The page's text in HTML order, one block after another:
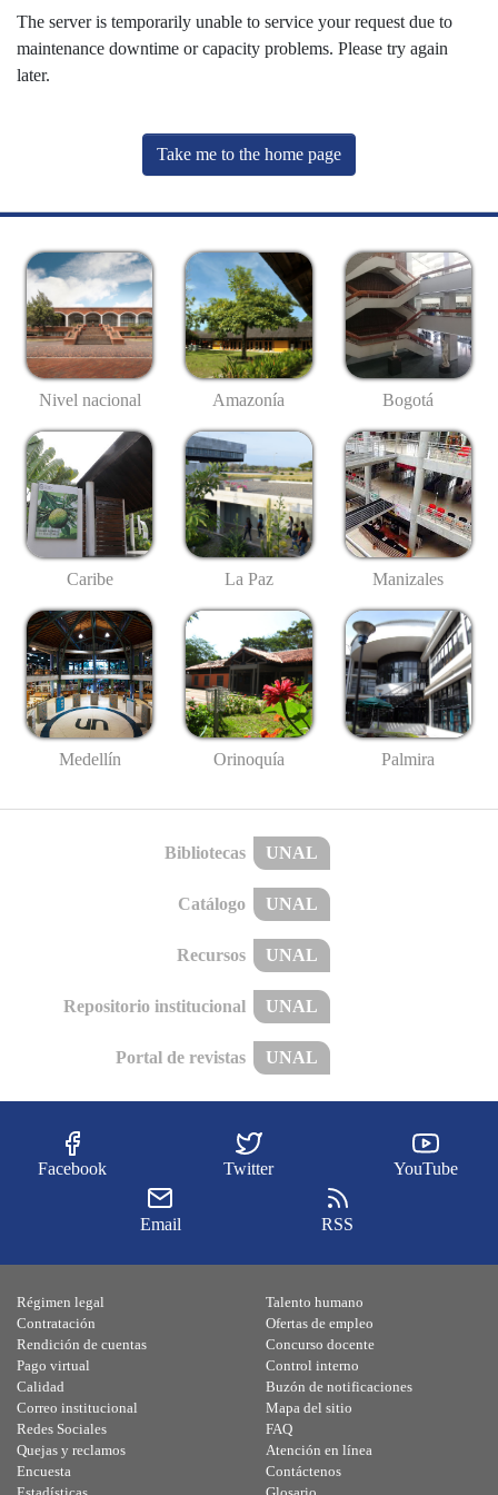
The server is temporarily unable to service your request due to
maintenance downtime or capacity problems. Please try again
later.
Take me to the home page
Nivel nacional Amazonía Bogotá
Caribe La Paz Manizales
Medellín Orinoquía Palmira
Bibliotecas UNAL
Catálogo UNAL
Recursos UNAL
Repositorio institucional UNAL
Portal de revistas UNAL
Facebook Twitter YouTube
Email RSS
Régimen legal
Contratación
Rendición de cuentas
Pago virtual
Calidad
Talento humano
Ofertas de empleo
Concurso docente
Control interno
Buzón de notificaciones
Correo institucional
Redes Sociales
Quejas y reclamos
Encuesta
Mapa del sitio
FAQ
Atención en línea
Contáctenos